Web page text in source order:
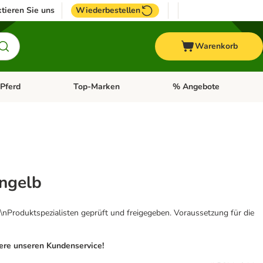
Sie uns Wiederbestellen
Warenkorb
Fisch Menü öffnen: Vogel
Pferd Kategorie-Menü öffnen: Pferd
Top-Marken Kategorie-Menü öffnen:
% Angebote
geprüft und freigegeben. Voraussetzung für die
unseren Kundenservice!